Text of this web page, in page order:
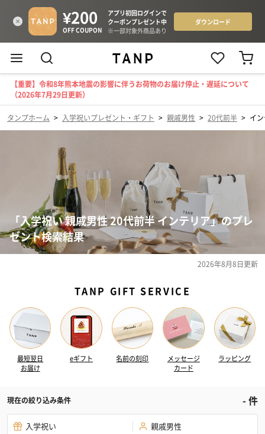
【重要】令和8年熊本地震の影響に伴うお荷物のお届け停止・遅延について
（2026年7月29日更新）
タンプホーム > 入学祝いプレゼント・ギフト > 親戚男性 > 20代前半 > イ
「入学祝い 親戚男性 20代前半 インテリア」のプレ
ゼント検索結果
2026年8月8日更新
TANP GIFT SERVICE
最短翌日
お届け
eギフト 名前の刻印
メッセージ
カード
ラッピング
現在の絞り込み条件 -件
入学祝い 親戚男性